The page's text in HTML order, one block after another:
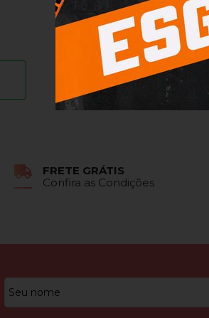
Lente Extra Eagle
CADASTRE-SE
VER OS PREÇOS
FRETE GRÁTIS
Confira as Condições